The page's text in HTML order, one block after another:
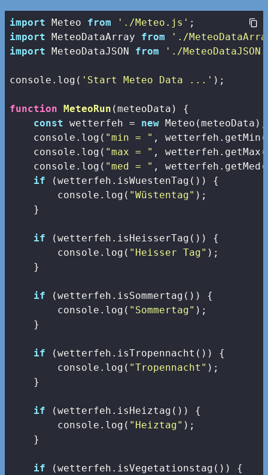
import Meteo from './Meteo.js'
import MeteoDataArray from
'./
import MeteoDataJSON from './
console .log( 'Start Meteo Data ...' );
function MeteoRun (meteoData ) {
const wetterfeh = new Meteo(meteoData);
console .log( "min = " ,
console .log( "max = " ,
console .log( "med = " ,
if (wetterfeh.isWuestenTag()) {
console .log( "Wüstentag" );
    }
if (wetterfeh.isHeisserTag()) {
console .log( "Heisser Tag" );
    }
if (wetterfeh.isSommertag()) {
console .log( "Sommertag" );
    }
if (wetterfeh.isTropennacht()) {
console .log( "Tropennacht" );
    }
if (wetterfeh.isHeiztag()) {
console .log( "Heiztag" );
    }
if (wetterfeh.isVegetationstag()) {